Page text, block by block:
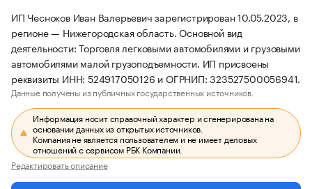
ИП Чесноков Иван Валерьевич зарегистрирован 10.05.2023, в
регионе — Нижегородская область. Основной вид
деятельности: Торговля легковыми автомобилями и грузовыми
автомобилями малой грузоподъемности. ИП присвоены
реквизиты ИНН: 524917050126 и ОГРНИП: 323527500056941.
Данные получены из публичных государственных источников.
Информация носит справочный характер и сгенерирована на
основании данных из открытых источников.
Компания не является пользователем и не имеет деловых
отношений с сервисом РБК Компании.
Редактировать описание